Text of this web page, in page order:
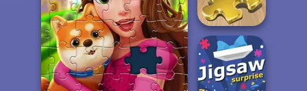
Jigsaw Puzzle:
Deluxe